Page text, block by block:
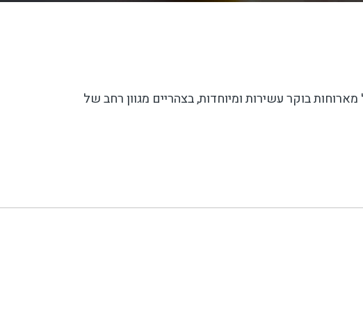
בוקר עשירות ומיוחדות, בצהריים מגוון רחב של